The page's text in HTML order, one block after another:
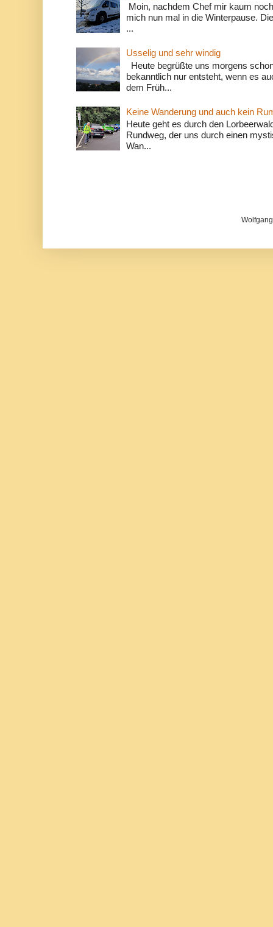
Moin, nachdem Chef mir kaum
mich nun mal in die Winterpause.
...
Usselig und sehr windig
Heute begrüßte uns morgens
bekanntlich nur entsteht, wenn es
dem Früh...
Keine Wanderung und auch kein
Heute geht es durch den
Rundweg, der uns durch einen
Wan...